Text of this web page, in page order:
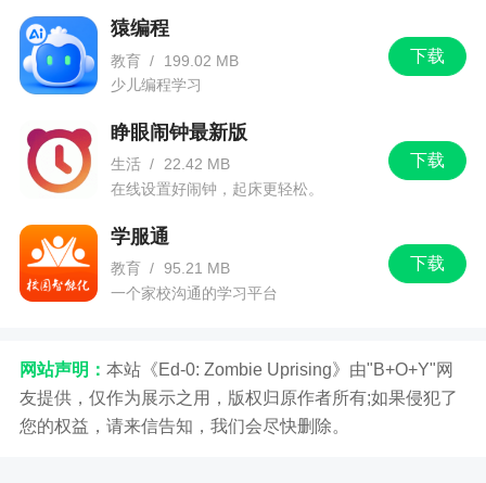
下载
猿编程
教育 /
199.02 MB
少儿编程学习
下载
睁眼闹钟最新版
生活 /
22.42 MB
在线设置好闹钟，起床更轻松。
下载
学服通
教育 / 95.21 MB
一个家校沟通的学习平台
网站声明： 本站《Ed-0: Zombie Uprising》由"B+O+Y"网
友提供，仅作为展示之用，版权归原作者所有;如果侵犯了
您的权益，请来信告知，我们会尽快删除。